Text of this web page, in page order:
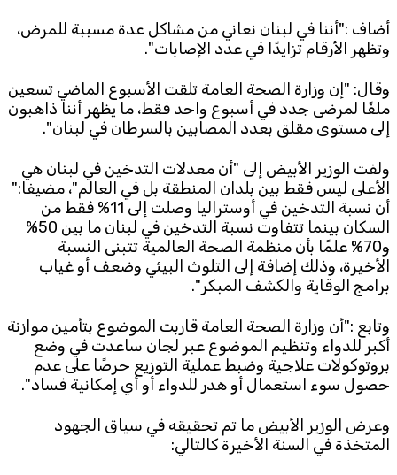
© 2025. All Rights Reserved. ByKoein
أضاف :"أننا في لبنان نعاني من مشاكل عدة مسببة للمرض،
وتظهر الأرقام تزايدًا في عدد الإصابات".
وقال: "إن وزارة الصحة العامة تلقت الأسبوع الماضي تسعين
ملفًا لمرضى جدد في أسبوع واحد فقط، ما يظهر أننا ذاهبون
إلى مستوى مقلق بعدد المصابين بالسرطان في لبنان".
ولفت الوزير الأبيض إلى "أن معدلات التدخين في لبنان هي
الأعلى ليس فقط بين بلدان المنطقة بل في العالم"، مضيفا:"
أن نسبة التدخين في أوستراليا وصلت إلى 11% فقط من
السكان بينما تتفاوت نسبة التدخين في لبنان ما بين 50%
و70% علمًا بأن منظمة الصحة العالمية تتبنى النسبة
الأخيرة، وذلك إضافة إلى التلوث البيئي وضعف أو غياب
برامج الوقاية والكشف المبكر".
وتابع :"أن وزارة الصحة العامة قاربت الموضوع بتأمين موازنة
أكبر للدواء وتنظيم الموضوع عبر لجان ساعدت في وضع
بروتوكولات علاجية وضبط عملية التوزيع حرصًا على عدم
حصول سوء استعمال أو هدر للدواء أو أي إمكانية فساد".
وعرض الوزير الأبيض ما تم تحقيقه في سياق الجهود
المتخذة في السنة الأخيرة كالتالي: